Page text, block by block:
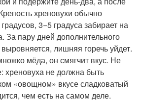
хреновухи обычно
3−5 градуса забирает на
За пару дней дополнительного
лишняя горечь уйдет.
мёда, он смягчит вкус. Не
хреновуха не должна быть
«овощном» вкусе сладковатый
чем есть на самом деле.